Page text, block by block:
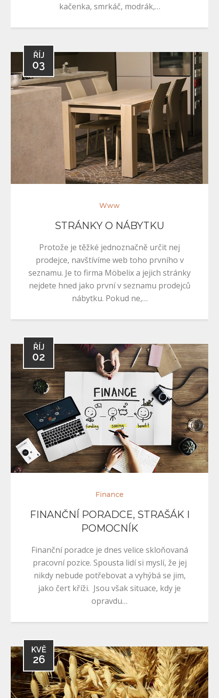
kačenka, smrkáč, modrák,…
ŘÍJ
03
Www
STRÁNKY O NÁBYTKU
Protože je těžké jednoznačně určit nej
prodejce, navštívíme web toho prvního v
seznamu. Je to firma Möbelix a jejich stránky
nejdete hned jako první v seznamu prodejců
nábytku. Pokud ne,…
ŘÍJ
02
Finance
FINANČNÍ PORADCE, STRAŠÁK I
POMOCNÍK
Finanční poradce je dnes velice skloňovaná
pracovní pozice. Spousta lidí si myslí, že jej
nikdy nebude potřebovat a vyhýbá se jim,
jako čert kříži. Jsou však situace, kdy je
opravdu…
KVĚ
26